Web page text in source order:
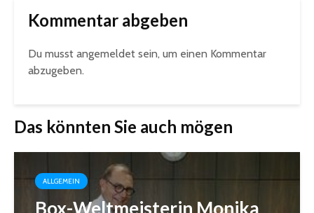
Kommentar abgeben
Du musst angemeldet sein, um einen Kommentar
abzugeben.
Das könnten Sie auch mögen
ALLGEMEIN
Box-Weltmeisterin Monika